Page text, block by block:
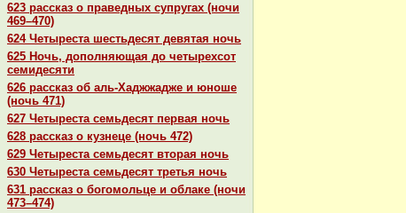
623 paссказ о пpaведных супругах (ночи
469–470)
624 Четыреста шестьдесят девятая ночь
625 Ночь, дополняющая до четырехсот
семидесяти
626 paссказ об аль-Хаджжадже и юноше
(ночь 471)
627 Четыреста семьдесят первая ночь
628 paссказ о кузнеце (ночь 472)
629 Четыреста семьдесят втоpaя ночь
630 Четыреста семьдесят третья ночь
631 paссказ о богомольце и облаке (ночи
473–474)